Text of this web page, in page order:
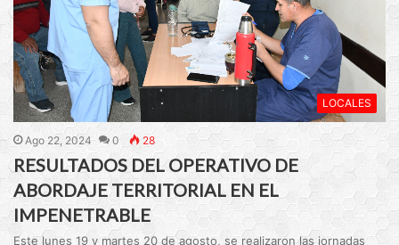
LOCALES
Ago 22, 2024 0 28
RESULTADOS DEL OPERATIVO DE
ABORDAJE TERRITORIAL EN EL
IMPENETRABLE
Este lunes 19 y martes 20 de agosto, se realizaron las jornadas